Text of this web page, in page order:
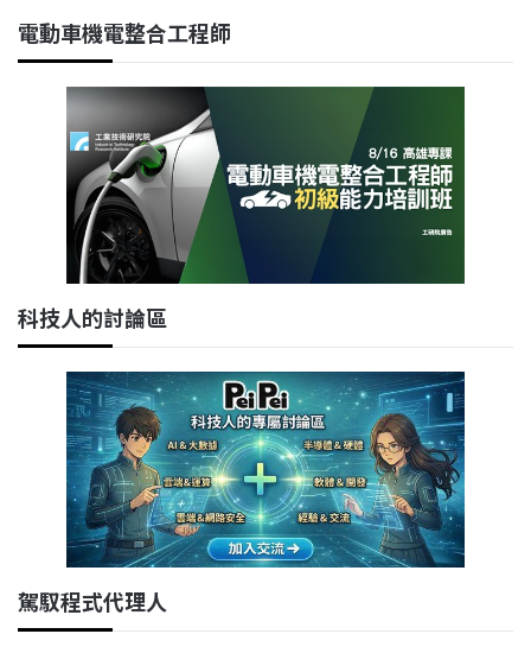
電動車機電整合工程師
科技人的討論區
駕馭程式代理人